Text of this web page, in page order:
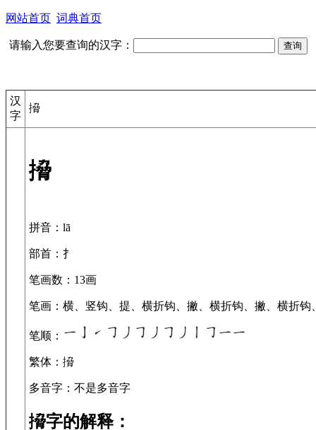
网站首页 词典首页
请输入您要查询的汉字：
汉
字
搚
搚
拼音 ：lā
部首 ：扌
笔画数 ：13画
笔画 ：横、竖钩、提、横折钩、撇、横折钩、撇、横折
笔顺 ：
繁体 ：搚
多音字 ：不是多音字
搚字的解释：